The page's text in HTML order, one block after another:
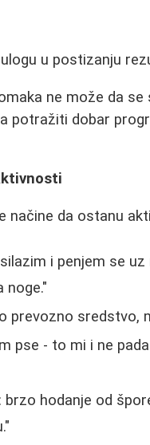
u postizanju
ne može da
potražiti dobar
načine da ostanu
i penjem se
noge."
prevozno sredstvo,
pse - to mi i ne
brzo hodanje od